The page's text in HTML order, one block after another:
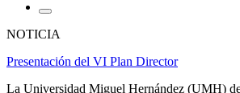
NOTICIA
Presentación del VI Plan Director
La Universidad Miguel Hernández (UMH)